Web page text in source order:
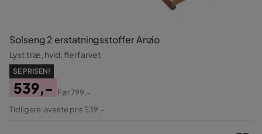
Solseng 2 erstatningsstoffer Anzio
Lyst træ, hvid, flerfarvet
SE PRISEN!
Pris
539,-
Original
Før799,-
Tidligere laveste pris 539,-